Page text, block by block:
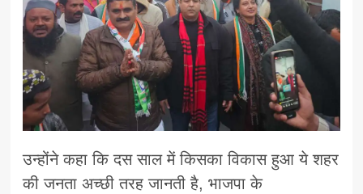
उन्होंने कहा कि दस साल में किसका विकास हुआ ये शहर
की जनता अच्छी तरह जानती है, भाजपा के